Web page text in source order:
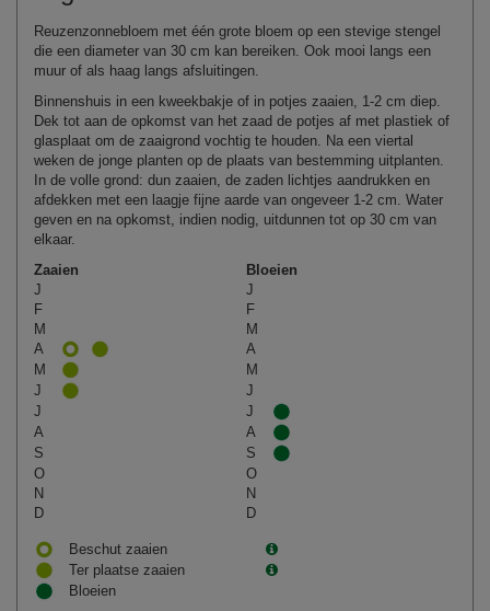
Reuzenzonnebloem met één grote bloem op een stevige stengel
die een diameter van 30 cm kan bereiken. Ook mooi langs een
muur of als haag langs afsluitingen.
Binnenshuis in een kweekbakje of in potjes zaaien, 1-2 cm diep.
Dek tot aan de opkomst van het zaad de potjes af met plastiek of
glasplaat om de zaaigrond vochtig te houden. Na een viertal
weken de jonge planten op de plaats van bestemming uitplanten.
In de volle grond: dun zaaien, de zaden lichtjes aandrukken en
afdekken met een laagje fijne aarde van ongeveer 1-2 cm. Water
geven en na opkomst, indien nodig, uitdunnen tot op 30 cm van
elkaar.
Zaaien
Bloeien
J
J
F
F
M
M
A
A
M
M
J
J
J
J
A
A
S
S
O
O
N
N
D
D
Beschut zaaien
Ter plaatse zaaien
Bloeien